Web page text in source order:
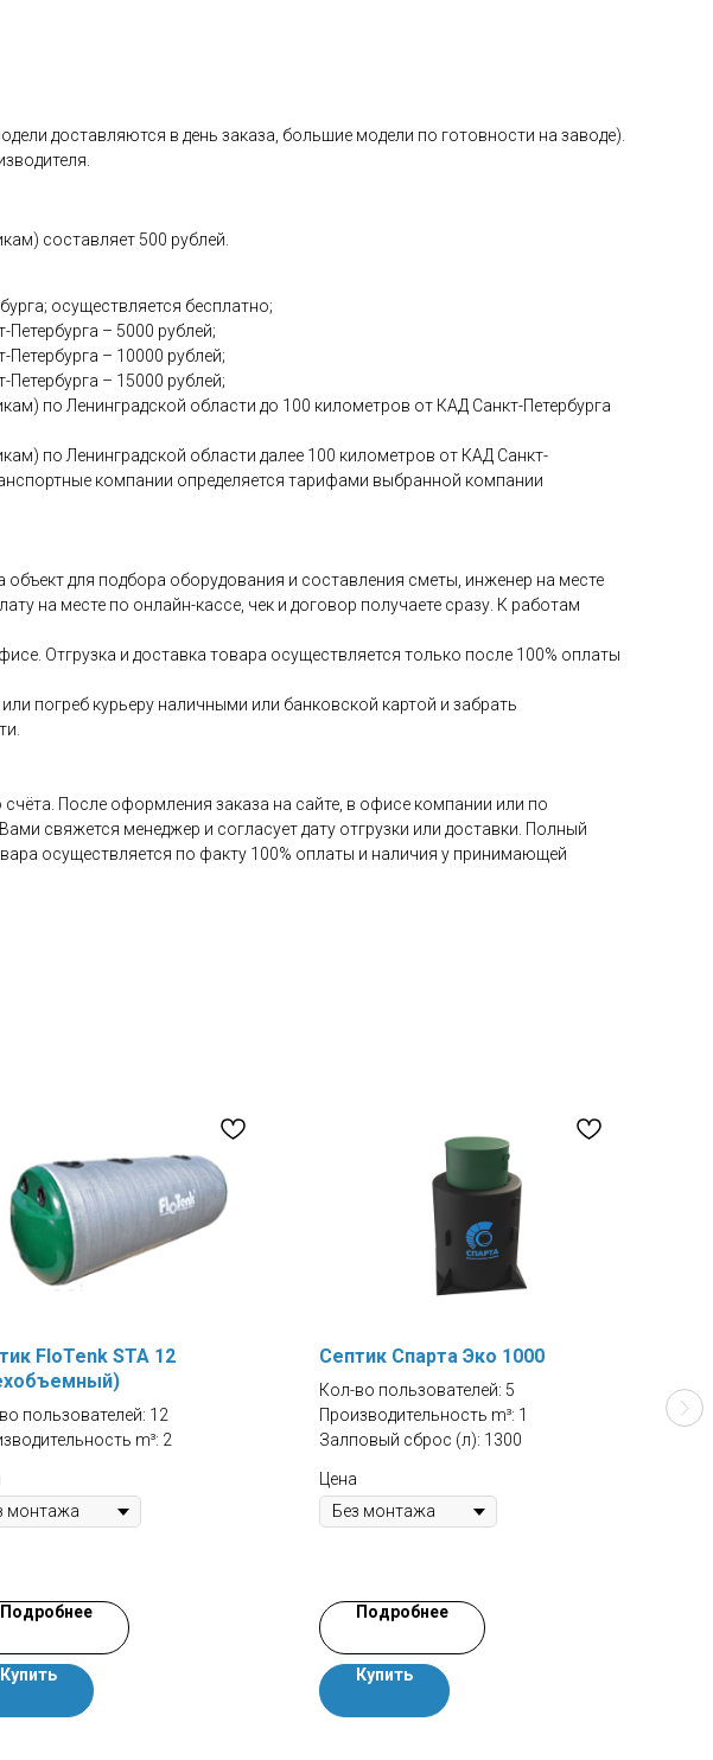
доставляются в день заказа, большие модели по готовности на заводе).
составляет 500 рублей.
осуществляется бесплатно;
– 5000 рублей;
– 10000 рублей;
– 15000 рублей;
по Ленинградской области до 100 километров от КАД Санкт-Петербурга
по Ленинградской области далее 100 километров от КАД Санкт-
компании определяется тарифами выбранной компании
для подбора оборудования и составления сметы, инженер на месте
на месте по онлайн-кассе, чек и договор получаете сразу. К работам
Отгрузка и доставка товара осуществляется только после 100% оплаты
погреб курьеру наличными или банковской картой и забрать
После оформления заказа на сайте, в офисе компании или по
свяжется менеджер и согласует дату отгрузки или доставки. Полный
осуществляется по факту 100% оплаты и наличия у принимающей
FloTenk STA 12
пользователей: 12
m³: 2
Подробнее
Купить
Септик Спарта Эко 1000
Кол-во пользователей: 5
Производительность m³: 1
Залповый сброс (л): 1300
Цена
Подробнее
Купить
Кол-